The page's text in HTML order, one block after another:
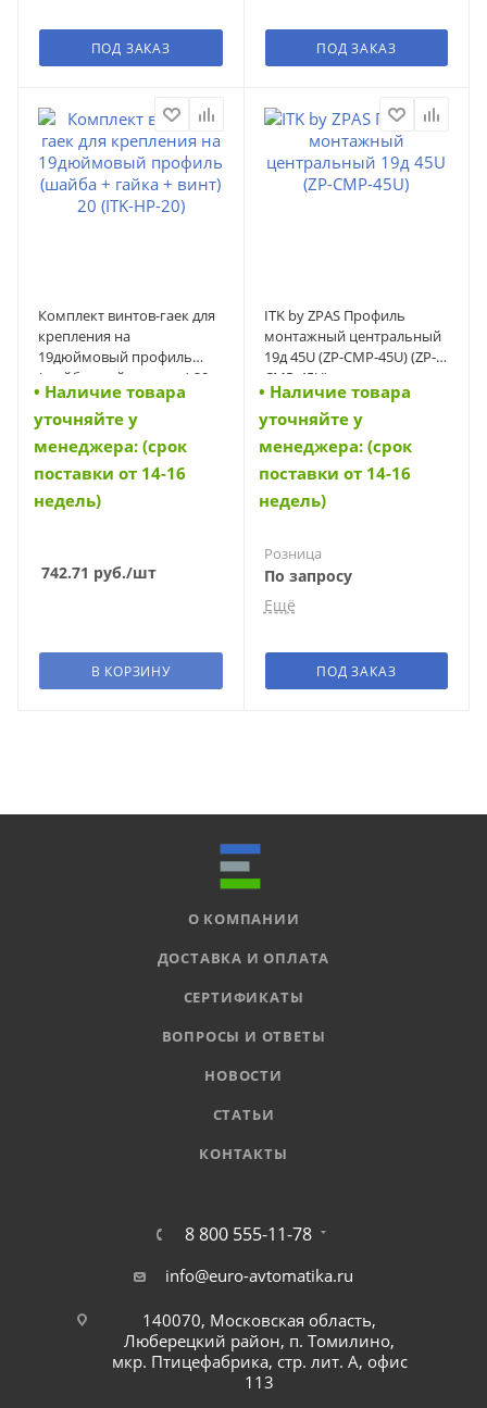
По запросу
Суперопт
По запросу
ПОД ЗАКАЗ По запросу
Суперопт
По запросу
ПОД ЗАКАЗ
Комплект винтов-гаек для
крепления на
19дюймовый профиль
(шайба + гайка + винт) 20
(ITK-HP-20) (ITK-HP-20)
• Наличие товара
уточняйте у
менеджера: (срок
поставки от 14-16
недель)
742.71 руб./шт
В КОРЗИНУ
ITK by ZPAS Профиль
монтажный центральный
19д 45U (ZP-CMP-45U) (ZP-
CMP-45U)
• Наличие товара
уточняйте у
менеджера: (срок
поставки от 14-16
недель)
Розница
По запросу
Ещё
По запросу
ПОД ЗАКАЗ
О КОМПАНИИ
ДОСТАВКА И ОПЛАТА
СЕРТИФИКАТЫ
ВОПРОСЫ И ОТВЕТЫ
НОВОСТИ
СТАТЬИ
КОНТАКТЫ
8 800 555-11-78
info@euro-avtomatika.ru
140070, Московская область,
Люберецкий район, п. Томилино,
мкр. Птицефабрика, стр. лит. А, офис
113